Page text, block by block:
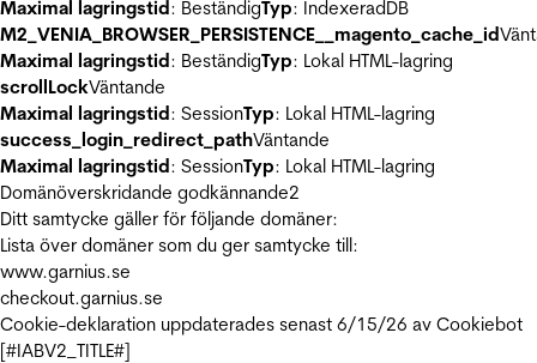
Maximal lagringstid: BeständigTyp: IndexeradDB
M2_VENIA_BROWSER_PERSISTENCE__magento_cache_id
Maximal lagringstid: BeständigTyp: Lokal HTML-lagring
scrollLockVäntande
Maximal lagringstid: SessionTyp: Lokal HTML-lagring
success_login_redirect_pathVäntande
Maximal lagringstid: SessionTyp: Lokal HTML-lagring
Domänöverskridande godkännande2
Ditt samtycke gäller för följande domäner:
Lista över domäner som du ger samtycke till:
www.garnius.se
checkout.garnius.se
Cookie-deklaration uppdaterades senast 6/15/26 av Cookiebot
[#IABV2_TITLE#]